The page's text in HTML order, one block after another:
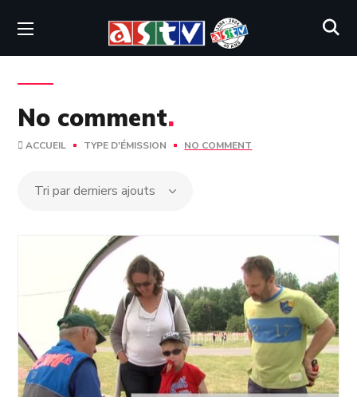
No comment.
ACCUEIL TYPE D'ÉMISSION NO COMMENT